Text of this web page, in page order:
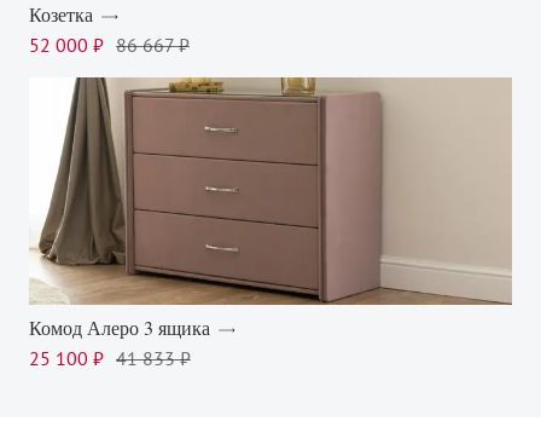
Козетка
52 000 ₽ 86 667 ₽
Комод Алеро 3 ящика
25 100 ₽ 41 833 ₽